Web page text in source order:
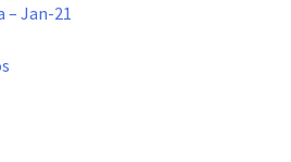
– Jan-21